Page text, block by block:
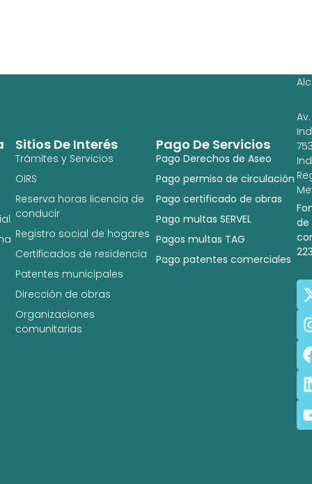
Pago De Servicios
Pago Derechos de Aseo
Pago permiso de circulación
Pago certificado de obras
Pago multas SERVEL
Pagos multas TAG
Pago patentes comerciales
Sitios De Interés
Trámites y Servicios
OIRS
Reserva horas licencia de
conducir
Registro social de hogares
Certificados de residencia
Patentes municipales
Dirección de obras
Organizaciones
comunitarias
Av.
de